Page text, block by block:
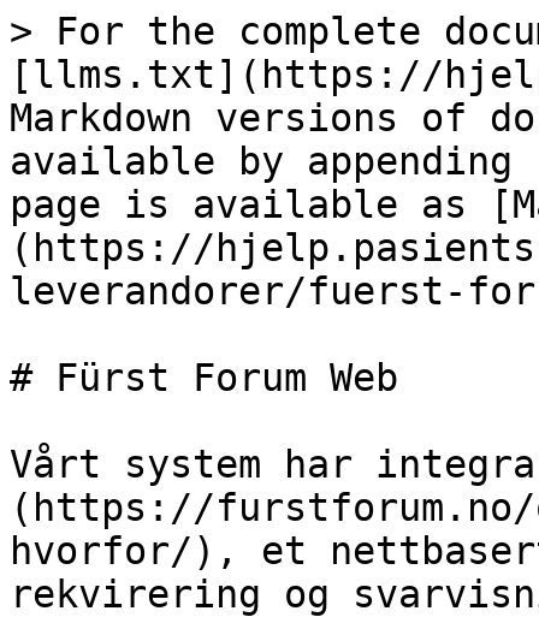
> For the complete
[llms.txt](https://
Markdown versions of
available by
page is available as
(https://
leverandorer/fuerst-
# Fürst Forum Web
Vårt system har
(https://furstforum.no/
hvorfor/), et
rekvirering og